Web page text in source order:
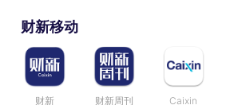
财新移动
财新 财新周刊 Caixin